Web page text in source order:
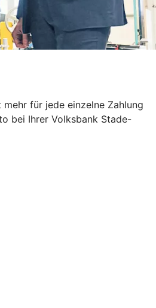
für jede einzelne Zahlung
bei Ihrer Volksbank Stade-